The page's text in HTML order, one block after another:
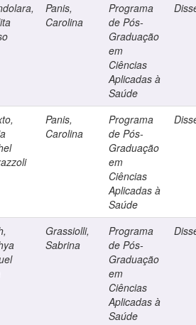
Panis,
Carolina
Programa
de Pós-
Graduação
em
Ciências
Aplicadas à
Saúde
Panis,
Carolina
Programa
de Pós-
Graduação
em
Ciências
Aplicadas à
Saúde
Grassiolli,
Sabrina
Programa
de Pós-
Graduação
em
Ciências
Aplicadas à
Saúde